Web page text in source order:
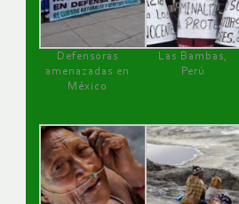
Defensoras
amenazadas en
México
Las Bambas,
Perú